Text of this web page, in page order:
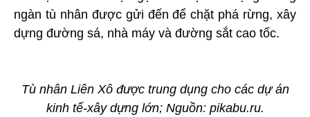
ngàn tù nhân được gửi đến để chặt phá rừng, xây
dựng đường sá, nhà máy và đường sắt cao tốc.
Tù nhân Liên Xô được trung dụng cho các dự án
kinh tế-xây dựng lớn; Nguồn: pikabu.ru.